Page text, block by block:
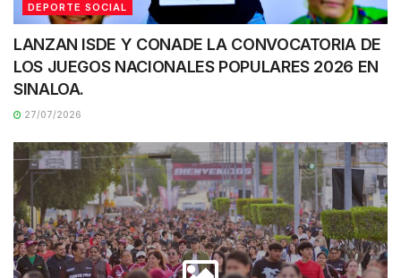
DEPORTE SOCIAL
LANZAN ISDE Y CONADE LA CONVOCATORIA DE
LOS JUEGOS NACIONALES POPULARES 2026 EN
SINALOA.
27/07/2026